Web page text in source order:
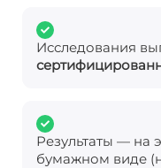
Исследования
Результаты — на
бумажном виде